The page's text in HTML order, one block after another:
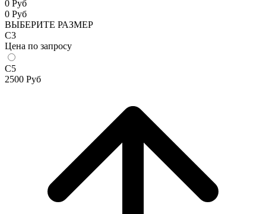
0 Руб
0 Руб
ВЫБЕРИТЕ РАЗМЕР
С3
Цена по запросу
С5
2500 Руб